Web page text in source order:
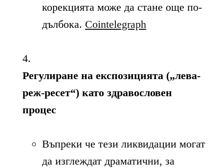
корекцията може да стане още по-
дълбока. Cointelegraph
Регулиране на експозицията („лева­
реж-ресет“) като здравословен
процес
Въпреки че тези ликвидации могат
да изглеждат драматични, за